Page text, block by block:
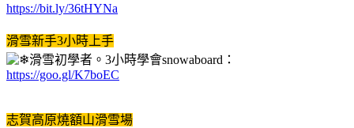
https://bit.ly/36tHYNa
滑雪新手3小時上手
滑雪初學者。3小時學會snowaboard：
https://goo.gl/K7boEC
志賀高原燒額山滑雪場